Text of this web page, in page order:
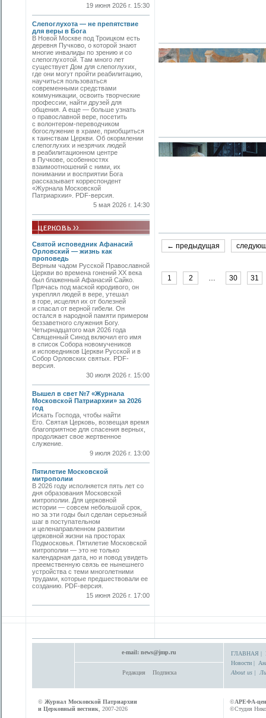
19 июня 2026 г. 15:30
Слепоглухота — не препятствие
для веры в Бога
В Новой Москве под Троицком есть
деревня Пучково, о которой знают
многие инвалиды по зрению и со
слепоглухотой. Там много лет
существует Дом для слепоглухих,
где они могут пройти реабилитацию,
научиться пользоваться
современными средствами
коммуникации, освоить творческие
профессии, найти друзей для
общения. А еще — больше узнать
о православной вере, посетить
с волонтером-переводчиком
богослужение в храме, приобщиться
к таинствам Церкви. Об окормлении
слепоглухих и незрячих людей
в реабилитационном центре
в Пучкове, особенностях
взаимоотношений с ними, их
понимании и восприятии Бога
рассказывает корреспондент
«Журнала Московской
Патриархии». PDF-версия.
5 мая 2026 г. 14:30
Святой исповедник Афанасий
Орловский — жизнь как
проповедь
Верным чадом Русской Православной
Церкви во времена гонений XX века
был блаженный Афанасий Сайко.
Прячась под маской юродивого, он
укреплял людей в вере, утешал
в горе, исцелял их от болезней
и спасал от верной гибели. Он
остался в народной памяти примером
беззаветного служения Богу.
Четырнадцатого мая 2026 года
Священный Синод включил его имя
в список Собора новомучеников
и исповедников Церкви Русской и в
Собор Орловских святых. PDF-
версия.
30 июля 2026 г. 15:00
Вышел в свет №7 «Журнала
Московской Патриархии» за 2026
год
Искать Господа, чтобы найти
Его. Святая Церковь, возвещая время
благоприятное для спасения верных,
продолжает свое жертвенное
служение.
9 июля 2026 г. 13:00
Пятилетие Московской
митрополии
В 2026 году исполняется пять лет со
дня образования Московской
митрополии. Для церковной
истории — совсем небольшой срок,
но за эти годы был сделан серьезный
шаг в поступательном
и целенаправленном развитии
церковной жизни на просторах
Подмосковья. Пятилетие Московской
митрополии — это не только
календарная дата, но и повод увидеть
преемственную связь ее нынешнего
устройства с теми многолетними
трудами, которые предшествовали ее
созданию. PDF-версия.
15 июня 2026 г. 17:00
← предыдущая
1 2 … 30 31
e-mail: news@jmp.ru
Редакция Подписка
ГЛАВНАЯ |
Новости |
About us |
© Журнал Московской Патриархии
и Церковный вестник , 2007-2026
©АРЕФА-
©Студия